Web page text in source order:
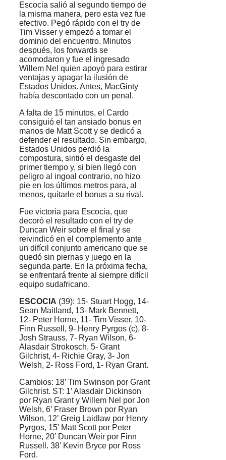
Escocia salió al segundo tiempo de
la misma manera, pero esta vez fue
efectivo. Pegó rápido con el try de
Tim Visser y empezó a tomar el
dominio del encuentro. Minutos
después, los forwards se
acomodaron y fue el ingresado
Willem Nel quien apoyó para estirar
ventajas y apagar la ilusión de
Estados Unidos. Antes, MacGinty
había descontado con un penal.
A falta de 15 minutos, el Cardo
consiguió el tan ansiado bonus en
manos de Matt Scott y se dedicó a
defender el resultado. Sin embargo,
Estados Unidos perdió la
compostura, sintió el desgaste del
primer tiempo y, si bien llegó con
peligro al ingoal contrario, no hizo
pie en los últimos metros para, al
menos, quitarle el bonus a su rival.
Fue victoria para Escocia, que
decoró el resultado con el try de
Duncan Weir sobre el final y se
reivindicó en el complemento ante
un difícil conjunto americano que se
quedó sin piernas y juego en la
segunda parte. En la próxima fecha,
se enfrentará frente al siempre difícil
equipo sudafricano.
ESCOCIA (39): 15- Stuart Hogg, 14-
Sean Maitland, 13- Mark Bennett,
12- Peter Horne, 11- Tim Visser, 10-
Finn Russell, 9- Henry Pyrgos (c), 8-
Josh Strauss, 7- Ryan Wilson, 6-
Alasdair Strokosch, 5- Grant
Gilchrist, 4- Richie Gray, 3- Jon
Welsh, 2- Ross Ford, 1- Ryan Grant.
Cambios: 18’ Tim Swinson por Grant
Gilchrist. ST: 1’ Alasdair Dickinson
por Ryan Grant y Willem Nel por Jon
Welsh, 6’ Fraser Brown por Ryan
Wilson, 12’ Greig Laidlaw por Henry
Pyrgos, 15’ Matt Scott por Peter
Horne, 20’ Duncan Weir por Finn
Russell. 38’ Kevin Bryce por Ross
Ford.